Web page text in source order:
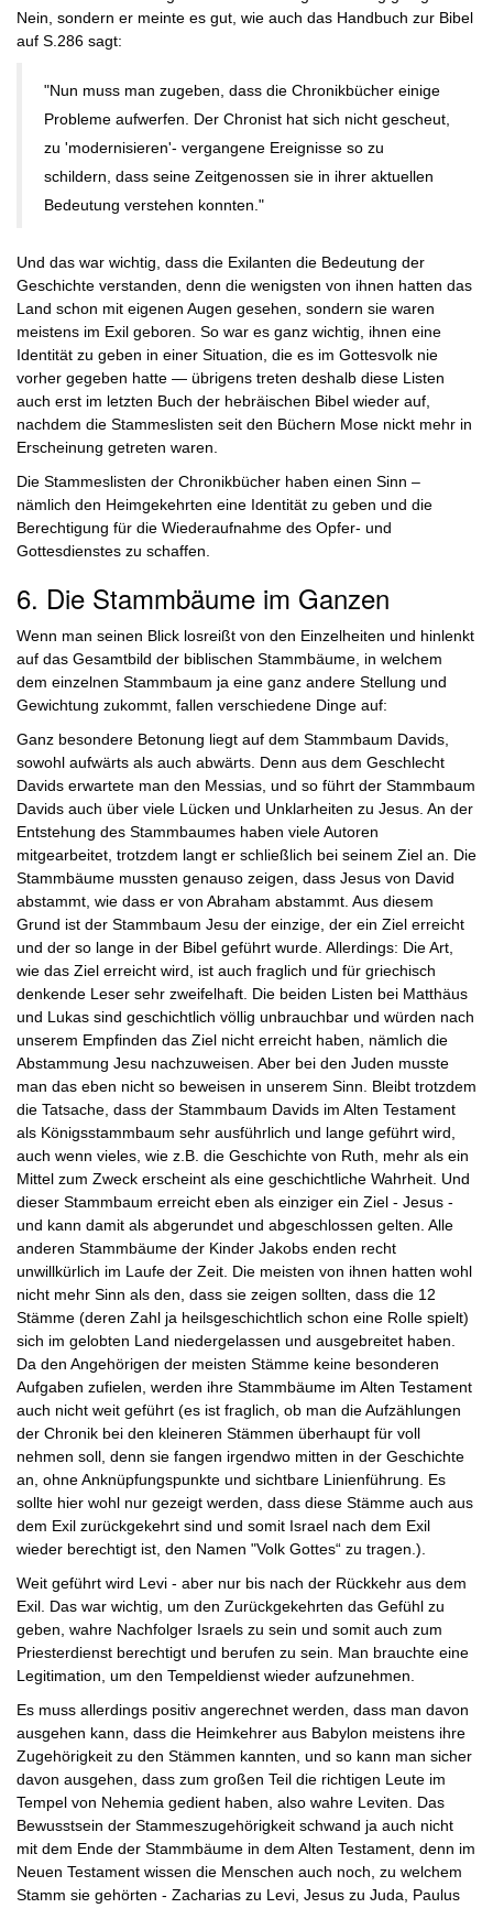
Nein, sondern er meinte es gut, wie auch das Handbuch zur Bibel
auf S.286 sagt:
"Nun muss man zugeben, dass die Chronikbücher einige
Probleme aufwerfen. Der Chronist hat sich nicht gescheut,
zu 'modernisieren'- vergangene Ereignisse so zu
schildern, dass seine Zeitgenossen sie in ihrer aktuellen
Bedeutung verstehen konnten."
Und das war wichtig, dass die Exilanten die Bedeutung der
Geschichte verstanden, denn die wenigsten von ihnen hatten das
Land schon mit eigenen Augen gesehen, sondern sie waren
meistens im Exil geboren. So war es ganz wichtig, ihnen eine
Identität zu geben in einer Situation, die es im Gottesvolk nie
vorher gegeben hatte — übrigens treten deshalb diese Listen
auch erst im letzten Buch der hebräischen Bibel wieder auf,
nachdem die Stammeslisten seit den Büchern Mose nickt mehr in
Erscheinung getreten waren.
Die Stammeslisten der Chronikbücher haben einen Sinn –
nämlich den Heimgekehrten eine Identität zu geben und die
Berechtigung für die Wiederaufnahme des Opfer- und
Gottesdienstes zu schaffen.
6. Die Stammbäume im Ganzen
Wenn man seinen Blick losreißt von den Einzelheiten und hinlenkt
auf das Gesamtbild der biblischen Stammbäume, in welchem
dem einzelnen Stammbaum ja eine ganz andere Stellung und
Gewichtung zukommt, fallen verschiedene Dinge auf:
Ganz besondere Betonung liegt auf dem Stammbaum Davids,
sowohl aufwärts als auch abwärts. Denn aus dem Geschlecht
Davids erwartete man den Messias, und so führt der Stammbaum
Davids auch über viele Lücken und Unklarheiten zu Jesus. An der
Entstehung des Stammbaumes haben viele Autoren
mitgearbeitet, trotzdem langt er schließlich bei seinem Ziel an. Die
Stammbäume mussten genauso zeigen, dass Jesus von David
abstammt, wie dass er von Abraham abstammt. Aus diesem
Grund ist der Stammbaum Jesu der einzige, der ein Ziel erreicht
und der so lange in der Bibel geführt wurde. Allerdings: Die Art,
wie das Ziel erreicht wird, ist auch fraglich und für griechisch
denkende Leser sehr zweifelhaft. Die beiden Listen bei Matthäus
und Lukas sind geschichtlich völlig unbrauchbar und würden nach
unserem Empfinden das Ziel nicht erreicht haben, nämlich die
Abstammung Jesu nachzuweisen. Aber bei den Juden musste
man das eben nicht so beweisen in unserem Sinn. Bleibt trotzdem
die Tatsache, dass der Stammbaum Davids im Alten Testament
als Königsstammbaum sehr ausführlich und lange geführt wird,
auch wenn vieles, wie z.B. die Geschichte von Ruth, mehr als ein
Mittel zum Zweck erscheint als eine geschichtliche Wahrheit. Und
dieser Stammbaum erreicht eben als einziger ein Ziel - Jesus -
und kann damit als abgerundet und abgeschlossen gelten. Alle
anderen Stammbäume der Kinder Jakobs enden recht
unwillkürlich im Laufe der Zeit. Die meisten von ihnen hatten wohl
nicht mehr Sinn als den, dass sie zeigen sollten, dass die 12
Stämme (deren Zahl ja heilsgeschichtlich schon eine Rolle spielt)
sich im gelobten Land niedergelassen und ausgebreitet haben.
Da den Angehörigen der meisten Stämme keine besonderen
Aufgaben zufielen, werden ihre Stammbäume im Alten Testament
auch nicht weit geführt (es ist fraglich, ob man die Aufzählungen
der Chronik bei den kleineren Stämmen überhaupt für voll
nehmen soll, denn sie fangen irgendwo mitten in der Geschichte
an, ohne Anknüpfungspunkte und sichtbare Linienführung. Es
sollte hier wohl nur gezeigt werden, dass diese Stämme auch aus
dem Exil zurückgekehrt sind und somit Israel nach dem Exil
wieder berechtigt ist, den Namen "Volk Gottes“ zu tragen.).
Weit geführt wird Levi - aber nur bis nach der Rückkehr aus dem
Exil. Das war wichtig, um den Zurückgekehrten das Gefühl zu
geben, wahre Nachfolger Israels zu sein und somit auch zum
Priesterdienst berechtigt und berufen zu sein. Man brauchte eine
Legitimation, um den Tempeldienst wieder aufzunehmen.
Es muss allerdings positiv angerechnet werden, dass man davon
ausgehen kann, dass die Heimkehrer aus Babylon meistens ihre
Zugehörigkeit zu den Stämmen kannten, und so kann man sicher
davon ausgehen, dass zum großen Teil die richtigen Leute im
Tempel von Nehemia gedient haben, also wahre Leviten. Das
Bewusstsein der Stammeszugehörigkeit schwand ja auch nicht
mit dem Ende der Stammbäume in dem Alten Testament, denn im
Neuen Testament wissen die Menschen auch noch, zu welchem
Stamm sie gehörten - Zacharias zu Levi, Jesus zu Juda, Paulus